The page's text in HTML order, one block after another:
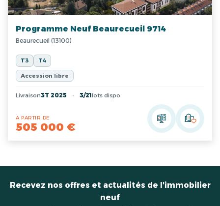
Programme Neuf Beaurecueil 9714
Beaurecueil (13100)
T3 T4
Accession libre
Livraison3T 2025 3/21 lots dispo
A PARTIR DE
505 000 €
Recevez nos offres et actualités de l'immobilier
neuf